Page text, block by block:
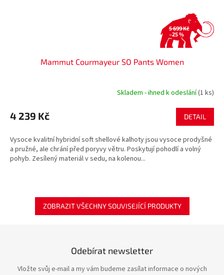
5 699 Kč
–25 %
Mammut Courmayeur SO Pants Women
Skladem - ihned k odeslání(1 ks)
4 239 Kč DETAIL
Vysoce kvalitní hybridní soft shellové kalhoty jsou vysoce prodyšné
a pružné, ale chrání před poryvy větru. Poskytují pohodlí a volný
pohyb. Zesílený materiál v sedu, na kolenou...
ZOBRAZIT VŠECHNY SOUVISEJÍCÍ PRODUKTY
Odebírat newsletter
Vložte svůj e-mail a my vám budeme zasílat informace o nových